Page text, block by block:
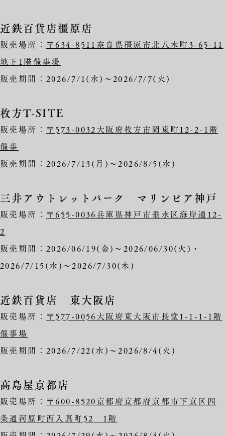
近鉄百貨店橿原店
販売場所：〒634-8511奈良県橿原市北八木町3-65-11
地下1階催事場
販売期間：2026/7/1(水)～2026/7/7(火)
枚方T-SITE
販売場所：〒573-0032大阪府枚方市岡東町12-2-1階
催事
販売期間：2026/7/13(月)～2026/8/5(水)
三井アウトレットパーク マリンピア神戸
販売場所：〒655-0036兵庫県神戸市垂水区海岸通12-
2
販売期間：2026/06/19(金)～2026/06/30(火)・
2026/7/15(水)～2026/7/30(木)
近鉄百貨店 東大阪店
販売場所：〒577-0056大阪府東大阪市長堂1-1-1-1階
催事場
販売期間：2026/7/22(水)～2026/8/4(火)
髙島屋京都店
販売場所：〒600-8520京都府京都府京都市下京区四
条通河原町西入真町52 1階